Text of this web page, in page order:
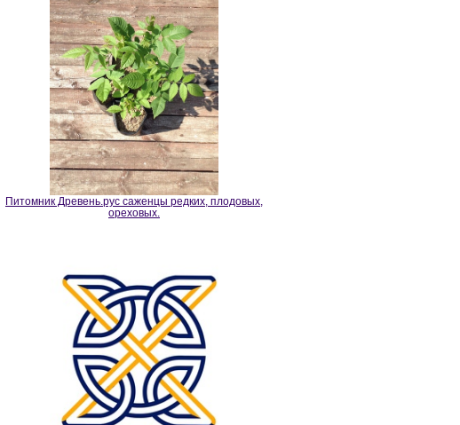
Питомник Древень.рус саженцы редких, плодовых,
ореховых.